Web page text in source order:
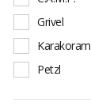
Grivel
Karakoram
Petzl